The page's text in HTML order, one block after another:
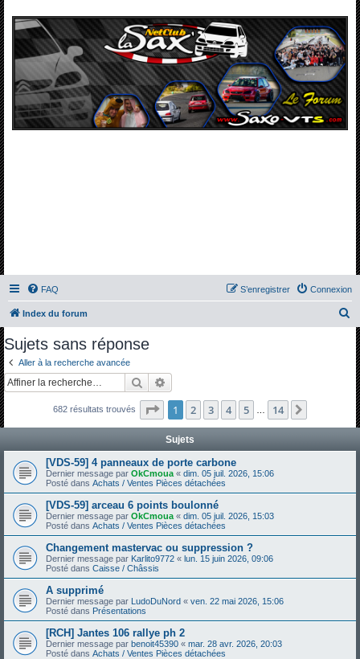
FAQ Connexion
S’enregistrer
Index du forum
c
Sujets sans réponse
Aller à la recherche avancée
Rechercher
682 résultats trouvés Page 1sur14
1 2 3 4 5 14
Sujets
[VDS-59] 4 panneaux de porte carbone
Dernier message par OkCmoua « dim. 05 juil. 2026, 15:06
Posté dans Achats / Ventes Pièces détachées
[VDS-59] arceau 6 points boulonné
Dernier message par OkCmoua « dim. 05 juil. 2026, 15:03
Posté dans Achats / Ventes Pièces détachées
Changement mastervac ou suppression ?
Dernier message par Karlito9772 « lun. 15 juin 2026, 09:06
Posté dans Caisse / Châssis
A supprimé
Dernier message par LudoDuNord « ven. 22 mai 2026, 15:06
Posté dans Présentations
[RCH] Jantes 106 rallye ph 2
Dernier message par benoit45390 « mar. 28 avr. 2026, 20:03
Posté dans Achats / Ventes Pièces détachées